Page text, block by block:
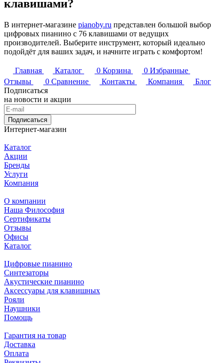
клавишами?
В интернет-магазине pianoby.ru представлен большой выбор
цифровых пианино с 76 клавишами от ведущих
производителей. Выберите инструмент, который идеально
подойдёт для ваших задач, и начните играть с комфортом!
Главная Каталог 0 Корзина 0 Избранные
Отзывы
0 Сравнение Контакты Компания
Блог
Подписаться
на новости и акции
Подписаться
Интернет-магазин
Каталог
Акции
Бренды
Услуги
Компания
О компании
Наша Философия
Сертификаты
Отзывы
Офисы
Каталог
Цифровые пианино
Синтезаторы
Акустические пианино
Аксессуары для клавишных
Рояли
Наушники
Помощь
Гарантия на товар
Доставка
Оплата